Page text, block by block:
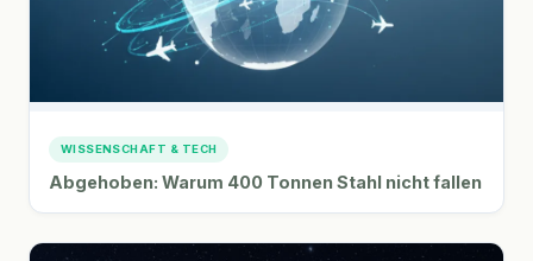
WISSENSCHAFT & TECH
Abgehoben: Warum 400 Tonnen Stahl nicht fallen